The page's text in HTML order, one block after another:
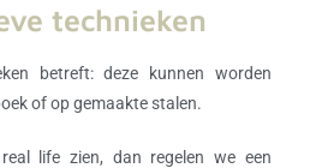
technieken
betreft: deze kunnen worden
of op gemaakte stalen.
life zien, dan regelen we een